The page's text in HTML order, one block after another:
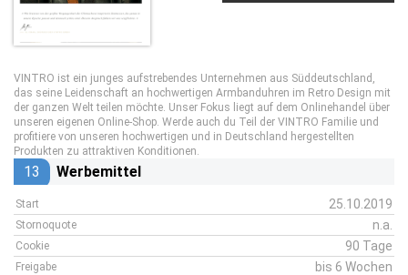
VINTRO ist ein junges aufstrebendes Unternehmen aus Süddeutschland,
das seine Leidenschaft an hochwertigen Armbanduhren im Retro Design mit
der ganzen Welt teilen möchte. Unser Fokus liegt auf dem Onlinehandel über
unseren eigenen Online-Shop. Werde auch du Teil der VINTRO Familie und
profitiere von unseren hochwertigen und in Deutschland hergestellten
Produkten zu attraktiven Konditionen.
13 Werbemittel
Start 25.10.2019
Stornoquote n.a.
Cookie 90 Tage
Freigabe bis 6 Wochen